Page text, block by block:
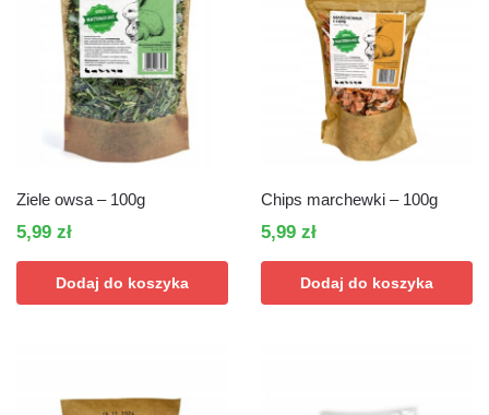
Ziele owsa – 100g
5,99 zł
Dodaj do koszyka
Chips marchewki – 100g
5,99 zł
Dodaj do koszyka